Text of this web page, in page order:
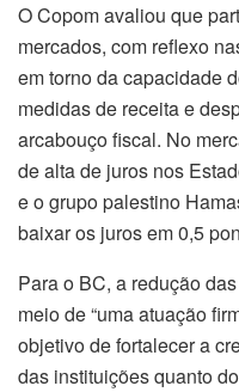
O Copom avaliou que
mercados, com reflexo
em torno da capacidade
medidas de receita e
arcabouço fiscal. No
de alta de juros nos
e o grupo palestino
baixar os juros em 0,5
Para o BC, a redução
meio de “uma atuação
objetivo de fortalecer a
das instituições quanto